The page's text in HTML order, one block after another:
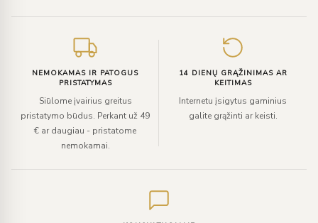
NEMOKAMAS IR PATOGUS
PRISTATYMAS
Siūlome įvairius greitus
pristatymo būdus. Perkant už 49
€ ar daugiau - pristatome
nemokamai.
14 DIENŲ GRĄŽINIMAS AR
KEITIMAS
Internetu įsigytus gaminius
galite grąžinti ar keisti.